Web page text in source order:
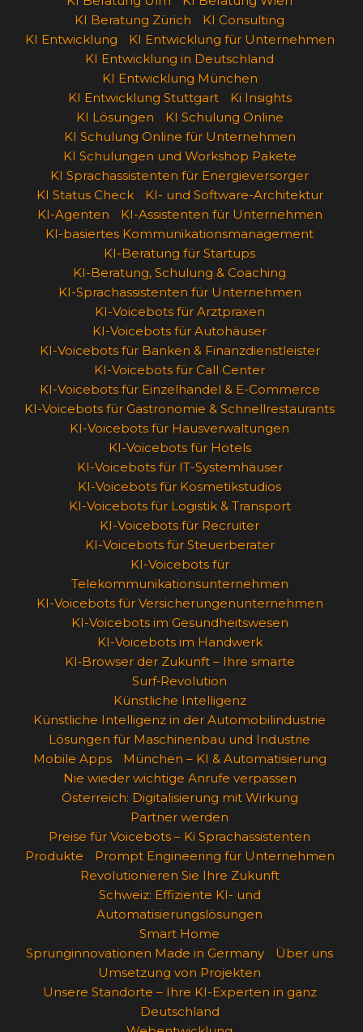
KI Beratung Zürich
KI Consulting
KI Entwicklung
KI Entwicklung für Unternehmen
KI Entwicklung in Deutschland
KI Entwicklung München
KI Entwicklung Stuttgart
Ki Insights
KI Lösungen
KI Schulung Online
KI Schulung Online für Unternehmen
KI Schulungen und Workshop Pakete
KI Sprachassistenten für Energieversorger
KI Status Check
KI- und Software-Architektur
KI-Agenten
KI-Assistenten für Unternehmen
KI-basiertes Kommunikationsmanagement
KI-Beratung für Startups
KI-Beratung, Schulung & Coaching
KI-Sprachassistenten für Unternehmen
KI-Voicebots für Arztpraxen
KI-Voicebots für Autohäuser
KI-Voicebots für Banken & Finanzdienstleister
KI-Voicebots für Call Center
KI-Voicebots für Einzelhandel & E-Commerce
KI-Voicebots für Gastronomie & Schnellrestaurants
KI-Voicebots für Hausverwaltungen
KI-Voicebots für Hotels
KI-Voicebots für IT-Systemhäuser
KI-Voicebots für Kosmetikstudios
KI-Voicebots für Logistik & Transport
KI-Voicebots für Recruiter
KI-Voicebots für Steuerberater
KI-Voicebots für
Telekommunikationsunternehmen
KI-Voicebots für Versicherungenunternehmen
KI-Voicebots im Gesundheitswesen
KI-Voicebots im Handwerk
KI‑Browser der Zukunft – Ihre smarte
Surf‑Revolution
Künstliche Intelligenz
Künstliche Intelligenz in der Automobilindustrie
Lösungen für Maschinenbau und Industrie
Mobile Apps
München – KI & Automatisierung
Nie wieder wichtige Anrufe verpassen
Österreich: Digitalisierung mit Wirkung
Partner werden
Preise für Voicebots – Ki Sprachassistenten
Produkte
Prompt Engineering für Unternehmen
Revolutionieren Sie Ihre Zukunft
Schweiz: Effiziente KI- und
Automatisierungslösungen
Smart Home
Sprunginnovationen Made in Germany
Über uns
Umsetzung von Projekten
Unsere Standorte – Ihre KI-Experten in ganz
Deutschland